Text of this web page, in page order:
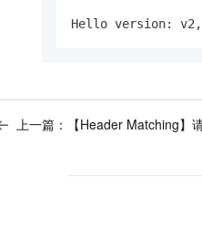
Hello version: v2,
上一篇： 【Header Matching】